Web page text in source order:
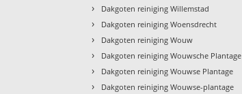
› Dakgoten reiniging Willemstad
› Dakgoten reiniging Woensdrecht
› Dakgoten reiniging Wouw
› Dakgoten reiniging Wouwsche Plantage
› Dakgoten reiniging Wouwse Plantage
› Dakgoten reiniging Wouwse-plantage